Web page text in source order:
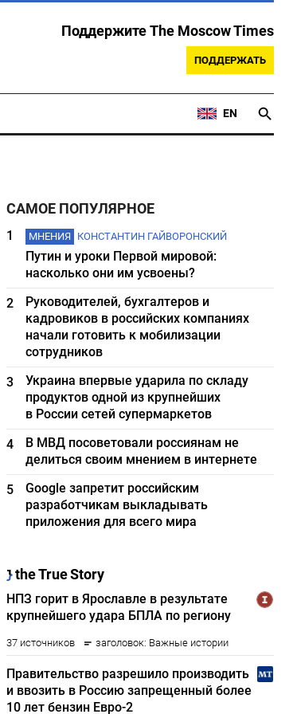
Поддержите The Moscow Times
ПОДДЕРЖАТЬ
EN
САМОЕ ПОПУЛЯРНОЕ
1 МНЕНИЯ КОНСТАНТИН ГАЙВОРОНСКИЙ
Путин и уроки Первой мировой:
насколько они им усвоены?
2
Руководителей, бухгалтеров и
кадровиков в российских компаниях
начали готовить к мобилизации
сотрудников
3
Украина впервые ударила по складу
продуктов одной из крупнейших
в России сетей супермаркетов
4
В МВД посоветовали россиянам не
делиться своим мнением в интернете
5
Google запретит российским
разработчикам выкладывать
приложения для всего мира